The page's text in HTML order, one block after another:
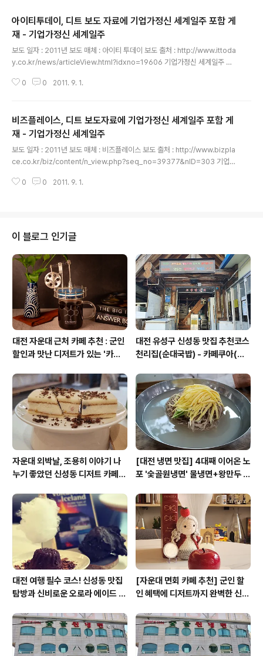
아이티투데이, 디트 보도 자료에 기업가정신 세계일주 포함 게
재 - 기업가정신 세계일주
보도 일자 : 2011년 보도 매체 : 아이티 투데이 보도 출처 : http://www.ittoda
y.co.kr/news/articleView.html?idxno=19606 기업가정신 세계일주 보
포함 게재 디트, "소셜펀딩은 청년 위한 새로운 도전 창구" 2011년 05월 26일
디트)’가 청년들의 아이디어와 도전 정신을 십분 발휘할 수 있는 공간으로 주목
받고 있다고 26일 밝혔다. 더트루컴퍼니의 ‘디스이즈트루스토리 사이트가 청년
들의 아이디어와..
0 0 2011. 9. 1.
비즈플레이스, 디트 보도자료에 기업가정신 세계일주 포함 게
재 - 기업가정신 세계일주
보도 일자 : 2011년 보도 매체 : 비즈플레이스 보도 출처 : http://www.bizpla
ce.co.kr/biz/content/n_view.php?seq_no=39377&nID=303 기업가
트루스토리' 보도자료에 기업가정신 세계일주 프로젝트 게재 아이디어 소셜 펀
컴퍼니의 ‘디트’는 ‘청년들의 꿈과 희망을 위해 떠나는 기업가정신 세계일주’와
‘생각을 하게 만드는 영화 종이(pape..
0 0 2011. 9. 1.
이 블로그 인기글
대전 자운대 근처 카페 추천 : 군인
할인과 맛난 디저트가 있는 '카페
대전 유성구 신성동 맛집 추천코스
천리집(순대국밥) - 카페쿠아(커
자운대 외박날, 조용히 이야기 나
누기 좋았던 신성동 디저트 카페
[대전 냉면 맛집] 4대째 이어온 노
포 '숯골원냉면' 물냉면+왕만두 조
대전 여행 필수 코스! 신성동 맛집
탐방과 신비로운 오로라 에이드 체
[자운대 면회 카페 추천] 군인 할
인 혜택에 디저트까지 완벽한 신성